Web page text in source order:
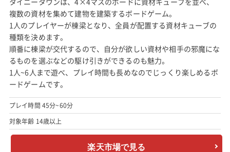
複数の資材を集めて建物を建築するボードゲーム。
1人のプレイヤーが棟梁となり、全員が配置する資材キューブの
種類を決めます。
順番に棟梁が交代するので、自分が欲しい資材や相手の邪魔にな
るものを選ぶなどの駆け引きができるのも魅力。
1人~6人まで遊べ、プレイ時間も長めなのでじっくり楽しめるボ
ードゲームです。
プレイ時間 45分~60分
対象年齢 14歳以上
楽天市場で見る